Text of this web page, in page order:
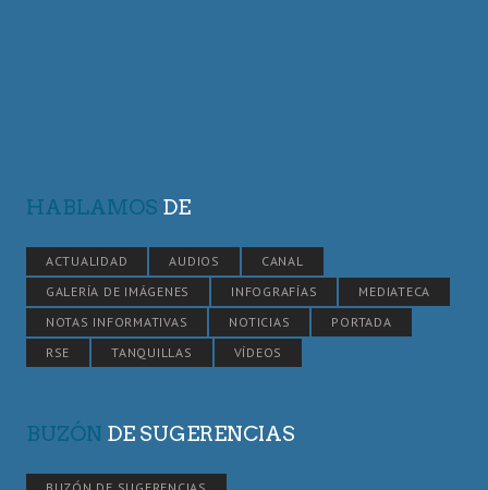
HABLAMOS DE
ACTUALIDAD AUDIOS
CANAL
GALERÍA DE IMÁGENES
INFOGRAFÍAS
MEDIATECA
NOTAS INFORMATIVAS
NOTICIAS
PORTADA
RSE
TANQUILLAS VÍDEOS
BUZÓN DE SUGERENCIAS